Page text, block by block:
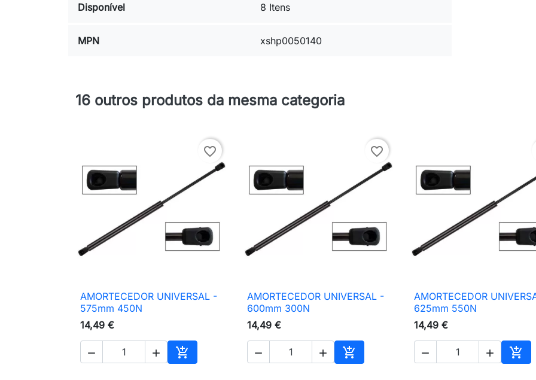
Disponível 8 Itens
MPN xshp0050140
16 outros produtos da mesma categoria
favorite_border
 Vista rápida
AMORTECEDOR UNIVERSAL -
575mm 450N
14,49 €
  
Adicionar ao carrinho
favorite_border
 Vista rápida
AMORTECEDOR UNIVERSAL -
600mm 300N
14,49 €
  
Adicionar ao carrinho
 Vista rápida
AMORTECEDOR
625mm 550N
14,49 €
  